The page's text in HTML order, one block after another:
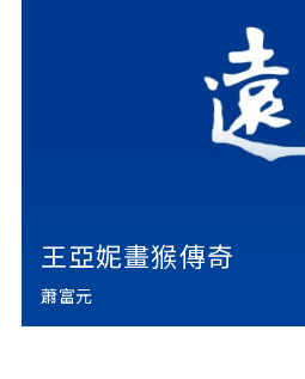
王亞妮畫猴傳奇
蕭富元